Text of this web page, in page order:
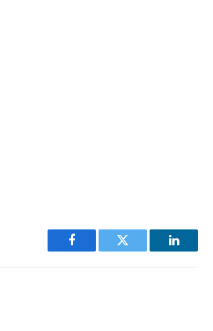
Facebook Twitter LinkedIn